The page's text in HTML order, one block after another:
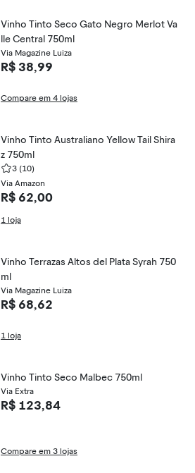
Vinho Tinto Seco Gato Negro Merlot Va
lle Central 750ml
Via Magazine Luiza
R$ 38,99
Compare em 4 lojas
Vinho Tinto Australiano Yellow Tail Shira
z 750ml
3 (10)
Via Amazon
R$ 62,00
1 loja
Vinho Terrazas Altos del Plata Syrah 750
ml
Via Magazine Luiza
R$ 68,62
1 loja
Vinho Tinto Seco Malbec 750ml
Via Extra
R$ 123,84
Compare em 3 lojas